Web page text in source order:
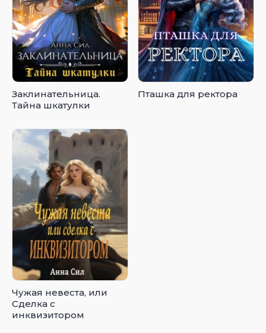
Заклинательница.
Тайна шкатулки
Пташка для ректора
Чужая невеста, или
Сделка с
инквизитором